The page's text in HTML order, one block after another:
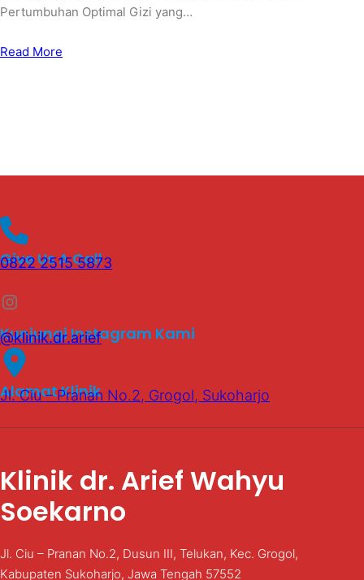
Pertumbuhan Optimal Gizi yang…
Read More
Give Us A Call
0822 2515 5873
Instagram
Kunjungi Instagram Kami
@klinik.dr.arief
Alamat Klinik
Jl. Ciu – Pranan No.2, Grogol, Sukoharjo
Klinik dr. Arief Wahyu
Soekarno
Jl. Ciu – Pranan No.2, Dusun III, Telukan, Kec. Grogol,
Kabupaten Sukoharjo, Jawa Tengah 57552